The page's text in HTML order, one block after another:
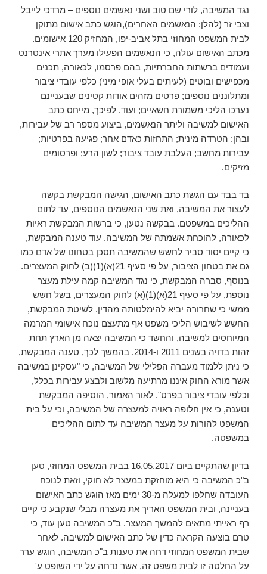
נגד המשיבה, לורי שם טוב ושני נאשמים נוספים – מרדכי לייבל
וצבי זר (להלן: הנאשמים האחרים),הוגש כתב אישום מתוקן
לבית המשפט המחוזי בתל אביב-יפו, המחזיק 120 אישומים.
מכתב האישום עולה, כי הנאשמים הפעילו מערך אתרי אינטרנט
ועמודים ברשתות החברתיות, בהם פרסמו, לכאורה, תכנים
מכפישים ובוטים (לעיתים בעלי אופי מיני) כלפי עובדי ציבור
ומתלוננים נוספים; פרטים מזהים אודות קטינים שבעניינם
נערכו הליכי משמורת חשאיים; ועוד. לפיכך, מייחס כתב
האישום למשיבה וליתר הנאשמים, ביצוע מספר רב של עבירות,
ובהן: הטרדה מינית; התחזות כאדם אחר; פגיעה בפרטיות;
עבירות מחשב; העלבת עובד ציבור; לשון הרע; ופרסומים
מזיקים.
בד בבד עם הגשת כתב האישום, הגישה המבקשת בקשה
לעצור את המשיבה, ואת שני הנאשמים הנוספים, עד לתום
ההליכים במשפטם. בבקשה נטען, כי ברשות המבקשת ראיות
לכאורה, להוכחת אשמתה של המשיבה. עוד טענה המבקשת,
כי קיים יסוד סביר לחשש שהמשיבה תסכן בטחונו של אדם כמו
גם את בטחון הציבור, על פי סעיף 21(א)(1)(ב) לחוק המעצרים.
בנוסף, סברה המבקשת, כי נגד המשיבה קמה עילת מעצר
נוספת, על פי סעיף 21(א)(1)(א) לחוק המעצרים, בשל חשש
ממשי כי שחרורה יביא להימלטותה מהדין. לשיטת המבקשת,
החשש לשיבוש הליכי משפט אף מתעצם נוכח אישומי המרמה
המיוחסים למשיבה, והחשד כי המשיבה יצאה מן הארץ תחת
זהות בדויה בשנים 2011 ו-2014. בהמשך לכך, טענה המבקשת,
כי ניתן ללמוד מעברה הפלילי של המשיבה, כי "עסקינן במשיבה
אשר מורא החוק איננו מרתיעה מלשוב ולבצע עבירות בכלל,
וכלפי עובדי ציבור בפרט". לאור האמור, הוסיפה המבקשת
וטענה, כי אין חלופה ראויה למעצרה של המשיבה, וכי על בית
המשפט להורות על מעצר המשיבה עד לתום ההליכים
במשפטה.
בדיון שהתקיים ביום 16.05.2017 בבית המשפט המחוזי, טען
ב"כ המשיבה כי היא מוחזקת במעצר לא חוקי, וזאת לנוכח
העובדה שחלפו למעלה מ-30 ימים מאז הוגש כתב האישום
בעניינה, ובית המשפט האריך את מעצרה מבלי שנקבע כי קיים
רף ראייתי מתאים להמשך המעצר. ב"כ המשיבה טען עוד, כי
טרם בוצעה הקראה כדין של כתב האישום למשיבה. לאחר
שבית המשפט המחוזי דחה את טענות ב"כ המשיבה, הוגש ערר
על החלטה זו לבית משפט זה, אשר נדחה על ידי השופט ע'